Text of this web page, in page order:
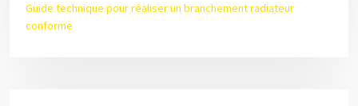
Guide technique pour réaliser un branchement radiateur
conforme